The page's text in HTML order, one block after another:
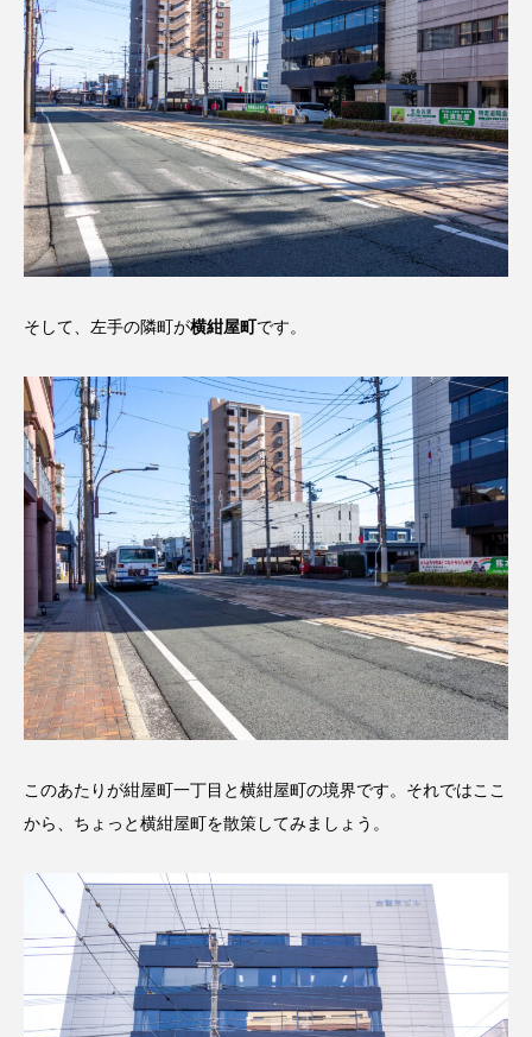
そして、左手の隣町が横紺屋町です。
このあたりが紺屋町一丁目と横紺屋町の境界です。それではここ
から、ちょっと横紺屋町を散策してみましょう。